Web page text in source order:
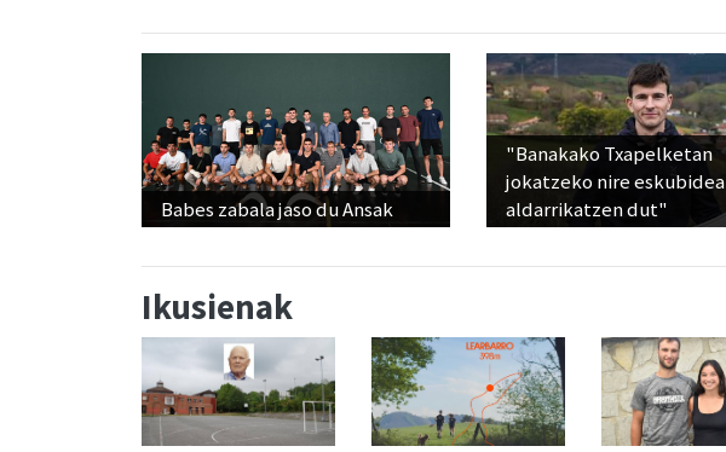
Babes zabala jaso du Ansak
"Banakako Txapelketan
jokatzeko nire eskubidea
aldarrikatzen dut"
Ikusienak